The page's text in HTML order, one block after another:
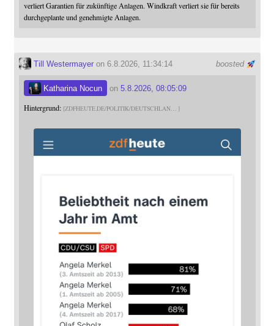
verliert Garantien für zukünftige Anlagen. Windkraft verliert sie für bereits
durchgeplante und genehmigte Anlagen.
boosted
Till Westermayeron 6.8.2026, 11:34:14
Katharina Nocun on 5.8.2026, 08:05:09
Hintergrund: ZDFHEUTE.DE/POLITIK/DEUTSCHLAN